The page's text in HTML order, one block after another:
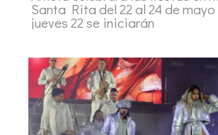
Santa Rita del 22 al 24 de mayo
jueves 22 se iniciarán